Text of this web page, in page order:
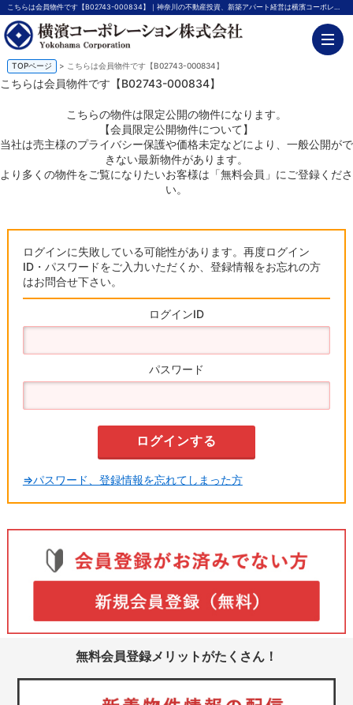
TOPページ > こちらは会員物件です【B02743-000834】
こちらは会員物件です【B02743-000834】
こちらの物件は限定公開の物件になります。
【会員限定公開物件について】
当社は売主様のプライバシー保護や価格未定などにより、一般公開がで
きない最新物件があります。
より多くの物件をご覧になりたいお客様は「無料会員」にご登録くださ
い。
ログインに失敗している可能性があります。再度ログイン
ID・パスワードをご入力いただくか、登録情報をお忘れの方
はお問合せ下さい。
ログインID
パスワード
⇒パスワード、登録情報を忘れてしまった方
無料会員登録メリットがたくさん！